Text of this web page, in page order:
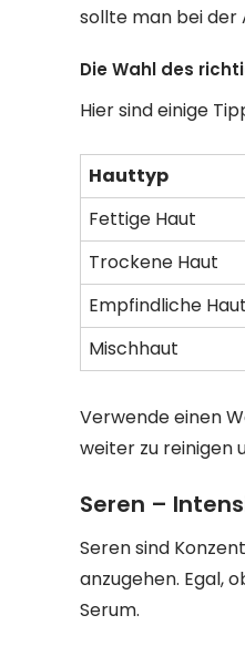
sollte man bei der
Die Wahl des
Hier sind einige
Hauttyp
Fettige Haut
Trockene Haut
Empfindliche Haut
Mischhaut
Verwende einen
weiter zu reinigen
Seren –
Seren sind
anzugehen. Egal,
Serum.